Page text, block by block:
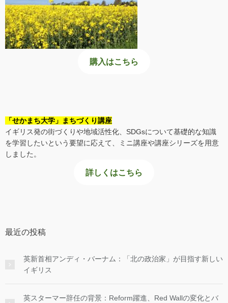
購入はこちら
「せかまち大学」まちづくり講座
イギリス発の街づくりや地域活性化、SDGsについて基礎的な知識
を学習したいという要望に応えて、ミニ講座や講座シリーズを用意
しました。
詳しくはこちら
最近の投稿
英新首相アンディ・バーナム：「北の政治家」が目指す新しい
イギリス
英スターマー辞任の背景：Reform躍進、Red Wallの変化とバ